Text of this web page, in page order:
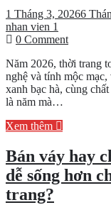
tiệc
đang
rộ?
1 Tháng 3, 20266
nhan vien 1
0 Commenton
trang
toàn
cầu
2026
Năm 2026, thời trang
nghệ và tính mộc
xanh bạc hà, cùng
là năm mà…
Xem thêm
Bán váy hay
dễ sống hơn
trang?